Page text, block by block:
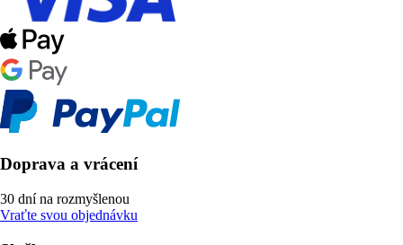
Doprava a vrácení
30 dní na rozmyšlenou
Vraťte svou objednávku